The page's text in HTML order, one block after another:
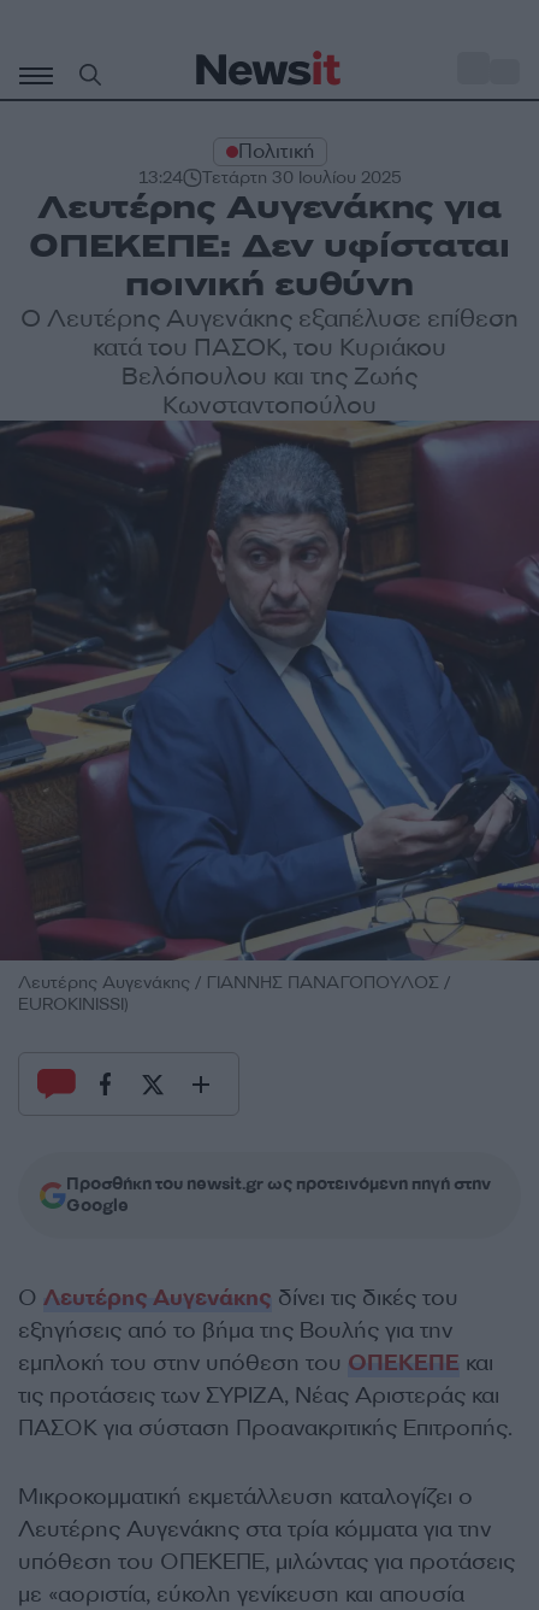
περιεχόμενο
Πολιτική
13:24 Τετάρτη 30 Ιουλίου 2025
Λευτέρης Αυγενάκης για
ΟΠΕΚΕΠΕ: Δεν υφίσταται
ποινική ευθύνη
Ο Λευτέρης Αυγενάκης εξαπέλυσε επίθεση
κατά του ΠΑΣΟΚ, του Κυριάκου
Βελόπουλου και της Ζωής
Κωνσταντοπούλου
Λευτέρης Αυγενάκης / ΓΙΑΝΝΗΣ ΠΑΝΑΓΟΠΟΥΛΟΣ /
EUROKINISSI)
Προσθήκη του newsit.gr ως προτεινόμενη πηγή στην
Google
Ο Λευτέρης Αυγενάκης δίνει τις δικές του
εξηγήσεις από το βήμα της Βουλής για την
εμπλοκή του στην υπόθεση του ΟΠΕΚΕΠΕ και
τις προτάσεις των ΣΥΡΙΖΑ, Νέας Αριστεράς και
ΠΑΣΟΚ για σύσταση Προανακριτικής Επιτροπής.
Mικροκομματική εκμετάλλευση καταλογίζει ο
Λευτέρης Αυγενάκης στα τρία κόμματα για την
υπόθεση του ΟΠΕΚΕΠΕ, μιλώντας για προτάσεις
με «αοριστία, εύκολη γενίκευση και απουσία